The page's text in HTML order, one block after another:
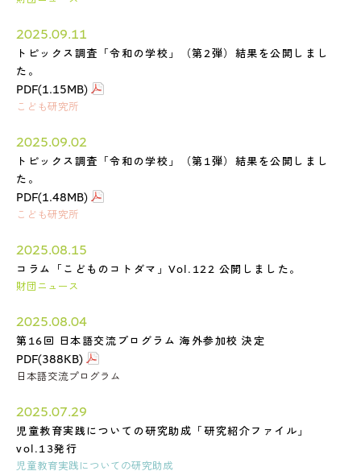
2025.09.11
トピックス調査「令和の学校」（第2弾）結果を公開しまし
た。
PDF(1.15MB)
こども研究所
2025.09.02
トピックス調査「令和の学校」（第1弾）結果を公開しまし
た。
PDF(1.48MB)
こども研究所
2025.08.15
コラム「こどものコトダマ」Vol.122 公開しました。
財団ニュース
2025.08.04
第16回 日本語交流プログラム 海外参加校 決定
PDF(388KB)
日本語交流プログラム
2025.07.29
児童教育実践についての研究助成「研究紹介ファイル」
vol.13発行
児童教育実践についての研究助成